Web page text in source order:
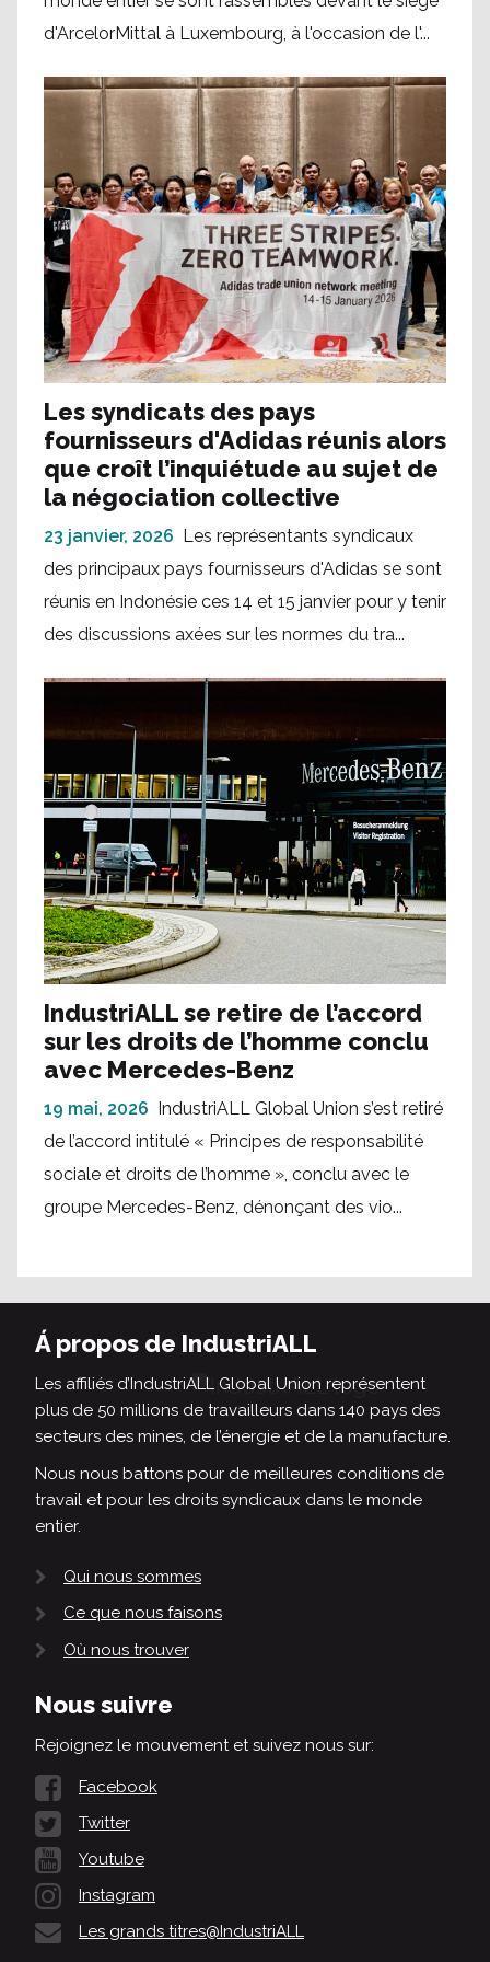
d'ArcelorMittal à Luxembourg, à l'occasion de l'...
Les syndicats des pays
fournisseurs d'Adidas réunis alors
que croît l’inquiétude au sujet de
la négociation collective
23 janvier, 2026
Les représentants syndicaux
des principaux pays fournisseurs d'Adidas se sont
réunis en Indonésie ces 14 et 15 janvier pour y tenir
des discussions axées sur les normes du tra...
IndustriALL se retire de l’accord
sur les droits de l’homme conclu
avec Mercedes-Benz
19 mai, 2026
IndustriALL Global Union s’est retiré
de l’accord intitulé « Principes de responsabilité
sociale et droits de l’homme », conclu avec le
groupe Mercedes-Benz, dénonçant des vio...
Á propos de IndustriALL
Les affiliés d’IndustriALL Global Union représentent
plus de 50 millions de travailleurs dans 140 pays des
secteurs des mines, de l’énergie et de la manufacture.
Nous nous battons pour de meilleures conditions de
travail et pour les droits syndicaux dans le monde
entier.
Qui nous sommes
Ce que nous faisons
Où nous trouver
Nous suivre
Rejoignez le mouvement et suivez nous sur:
Facebook
Twitter
Youtube
Instagram
Les grands titres@IndustriALL